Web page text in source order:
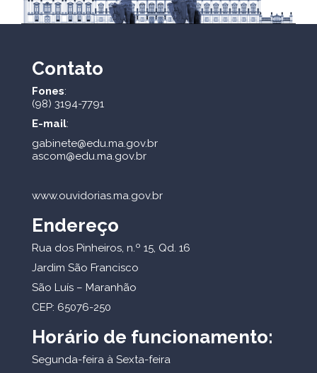
Contato
Fones:
(98) 3194-7791
E-mail:
gabinete@edu.ma.gov.br
ascom@edu.ma.gov.br
www.ouvidorias.ma.gov.br
Endereço
Rua dos Pinheiros, n.º 15, Qd. 16
Jardim São Francisco
São Luís – Maranhão
CEP: 65076-250
Horário de funcionamento:
Segunda-feira à Sexta-feira